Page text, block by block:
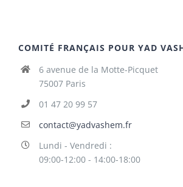
COMITÉ FRANÇAIS POUR YAD
6 avenue de la Motte-Picquet
75007 Paris
01 47 20 99 57
contact@yadvashem.fr
Lundi - Vendredi :
09:00-12:00 - 14:00-18:00